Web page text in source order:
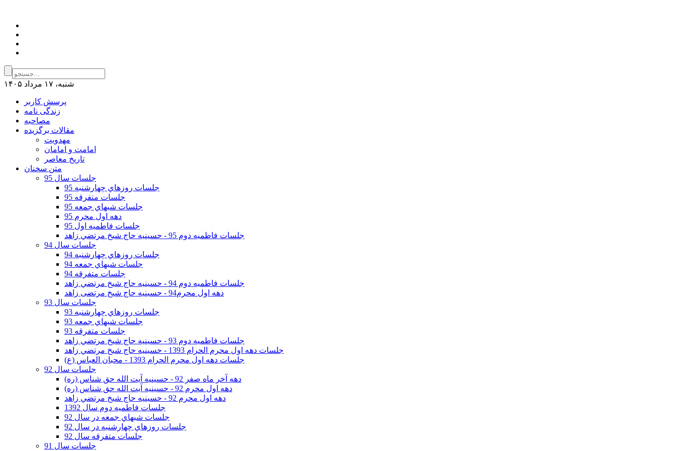
شنبه، ۱۷ مرداد ۱۴۰۵
پرسش کاربر
زندگی نامه
مصاحبه
مقالات برگزیده
مهدویت
امامت و امامان
تاریخ معاصر
متن سخنان
جلسات سال 95
جلسات روزهاي چهارشنبه 95
جلسات متفرقه 95
جلسات شبهاي جمعه 95
دهه اول محرم 95
جلسات فاطمیه اول 95
جلسات فاطمیه دوم 95 - حسينيه حاج شيخ مرتضي زاهد
جلسات سال 94
جلسات روزهاي چهارشنبه 94
جلسات شبهاي جمعه 94
جلسات متفرقه 94
جلسات فاطميه دوم 94 - حسينيه حاج شيخ مرتضي زاهد
دهه اول محرم94 - حسینیه حاج شیخ مرتضی زاهد
جلسات سال 93
جلسات روزهاي چهارشنبه 93
جلسات شبهاي جمعه 93
جلسات متفرقه 93
جلسات فاطميه دوم 93 - حسينيه حاج شيخ مرتضي زاهد
جلسات دهه اول محرم الحرام 1393 - حسينيه حاج شيخ مرتضي زاهد
جلسات دهه اول محرم الحرام 1393 - محبان العباس (ع)
جلسات سال 92
دهه آخر ماه صفر 92 - حسينيه آيت الله حق شناس (ره)
دهه اول محرم 92 - حسينيه آيت الله حق شناس (ره)
دهه اول محرم 92 - حسينيه حاج شيخ مرتضي زاهد
جلسات فاطميه دوم سال 1392
جلسات شبهاي جمعه در سال 92
جلسات روزهاي چهارشنبه در سال 92
جلسات متفرقه سال 92
جلسات سال 91